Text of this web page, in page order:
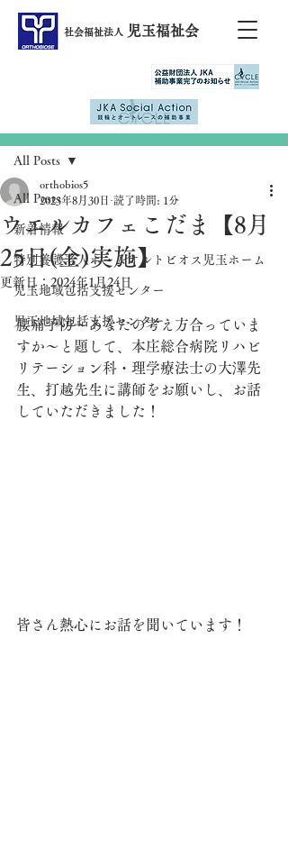
社会福祉法人 児玉福祉会
All Posts
新着情報
特別養護老人ホームオルトビオス児玉ホーム
児玉地域包括支援センター
児玉地域包括支援センター
All Posts
ウエルカフェこだま【8月
25日(金)実施】
orthobios5
2023年8月30日 読了時間: 1分
更新日： 2024年1月24日
腰痛予防～あなたの考え方合っていま
すか～と題して、本庄総合病院リハビ
リテーション科・理学療法士の大澤先
生、打越先生に講師をお願いし、お話
していただきました！
皆さん熱心にお話を聞いています！